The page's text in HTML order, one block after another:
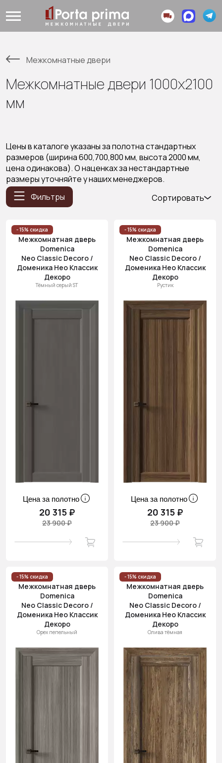
Межкомнатные двери
Межкомнатные двери 1000x2100
мм
Цены в каталоге указаны за полотна стандартных
размеров (ширина 600,700,800 мм, высота 2000 мм,
цена одинакова). О наценках за нестандартные
размеры уточняйте у наших менеджеров.
Фильтры
Сортировать
Цена
(возр.)
Цена (убыв.)
Cначала
новинки
скидки
- 15% скидка
Межкомнатная дверь
Domenica
Neo Classic Decoro /
Доменика Нео Классик
Декоро
Тёмный серый ST
Цена за полотно
20 315 ₽
23 900 ₽
- 15% скидка
Межкомнатная дверь
Domenica
Neo Classic Decoro /
Доменика Нео Классик
Декоро
Рустик
Цена за полотно
20 315 ₽
23 900 ₽
- 15% скидка
Межкомнатная дверь
Domenica
Neo Classic Decoro /
Доменика Нео Классик
Декоро
Орех пепельный
- 15% скидка
Межкомнатная дверь
Domenica
Neo Classic Decoro /
Доменика Нео Классик
Декоро
Олива тёмная